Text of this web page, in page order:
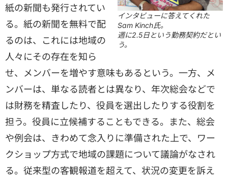
インタビューに答えてくれた
Sam Kinch氏。
週に2.5日という勤務契約だとい
う。
紙の新聞も発行されてい
る。紙の新聞を無料で配
るのは、これには地域の
人々にその存在を知ら
せ、メンバーを増やす意味もあるという。一方、メ
ンバーは、単なる読者とは異なり、年次総会などで
は財務を精査したり、役員を選出したりする役割を
担う。役員に立候補することもできる。また、総会
や例会は、きわめて念入りに準備された上で、ワー
クショップ方式で地域の課題について議論がなされ
る。従来型の客観報道を超えて、状況の変更を訴え